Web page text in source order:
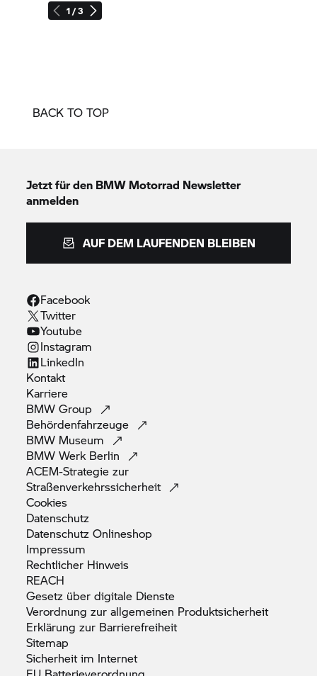
1 / 3
BACK TO TOP
Jetzt für den BMW Motorrad Newsletter
anmelden
AUF DEM LAUFENDEN BLEIBEN
Facebook
Twitter
Youtube
Instagram
LinkedIn
Kontakt
Karriere
BMWGroup
Behördenfahrzeuge
BMW Museum
BMW Werk Berlin
ACEM-Strategie zur
Straßenverkehrssicherheit
Cookies
Datenschutz
DatenschutzOnlineshop
Impressum
Rechtlicher Hinweis
REACH
Gesetz über digitale Dienste
Verordnung zur allgemeinen Produktsicherheit
Erklärung zur Barrierefreiheit
Sitemap
Sicherheit im Internet